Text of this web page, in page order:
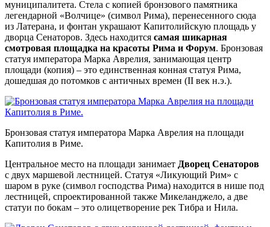
муниципалитета. Стела с копией бронзового памятника
легендарной «Волчице» (символ Рима), перенесенного сюда
из Латерана, и фонтан украшают Капитолийскую площадь у
дворца Сенаторов. Здесь находится самая шикарная
смотровая площадка на красоты Рима и Форум. Бронзовая
статуя императора Марка Аврелия, занимающая центр
площади (копия) – это единственная конная статуя Рима,
дошедшая до потомков с античных времен (II век н.э.).
Бронзовая статуя императора Марка Аврелия на площади
Капитолия в Риме.
Центральное место на площади занимает Дворец Сенаторов
с двух маршевой лестницей. Статуя «Ликующий Рим» с
шаром в руке (символ господства Рима) находится в нише под
лестницей, спроектированной также Микеланджело, а две
статуи по бокам – это олицетворение рек Тибра и Нила.